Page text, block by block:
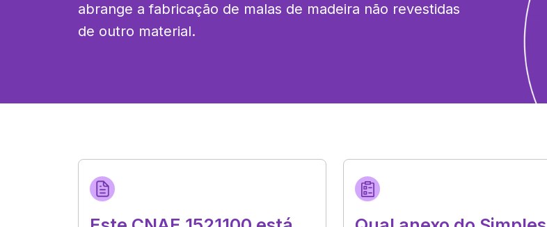
abrange a fabricação de malas de madeira não revestidas
de outro material.